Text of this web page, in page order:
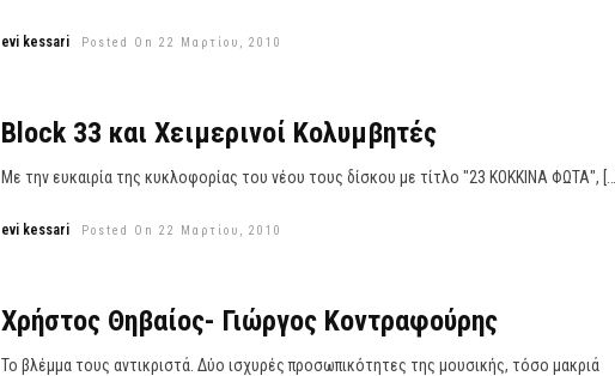
evi kessari Posted On 22 Μαρτίου, 2010
Block 33 και Χειμερινοί Κολυμβητές
Με την ευκαιρία της κυκλοφορίας του νέου τους δίσκου με τίτλο "23 ΚΟΚΚΙΝΑ ΦΩΤΑ", […]
evi kessari Posted On 22 Μαρτίου, 2010
Χρήστος Θηβαίος- Γιώργος Κοντραφούρης
Το βλέμμα τους αντικριστά. Δύο ισχυρές προσωπικότητες της μουσικής, τόσο μακριά